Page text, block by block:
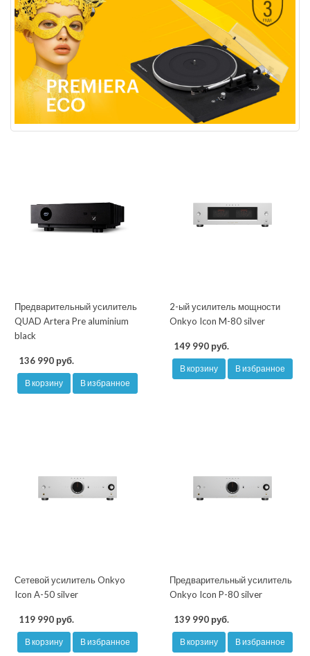
Предварительный усилитель
QUAD Artera Pre aluminium
black
136 990 руб.
В корзину В избранное
2-ый усилитель мощности
Onkyo Icon M-80 silver
149 990 руб.
В корзину В избранное
Сетевой усилитель Onkyo
Icon A-50 silver
119 990 руб.
В корзину В избранное
Предварительный усилитель
Onkyo Icon P-80 silver
139 990 руб.
В корзину В избранное